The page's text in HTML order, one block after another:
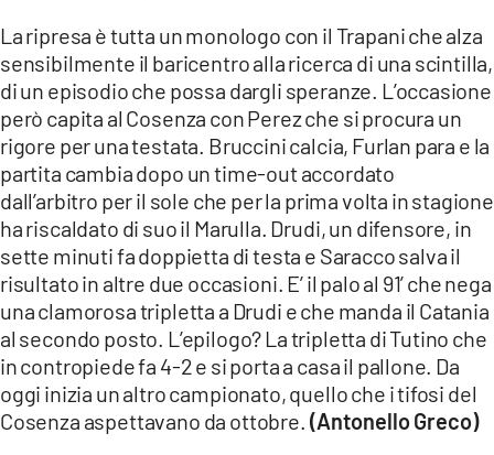
La ripresa è tutta un monologo con il Trapani che alza
sensibilmente il baricentro alla ricerca di una scintilla,
di un episodio che possa dargli speranze. L’occasione
però capita al Cosenza con Perez che si procura un
rigore per una testata. Bruccini calcia, Furlan para e la
partita cambia dopo un time-out accordato
dall’arbitro per il sole che per la prima volta in stagione
ha riscaldato di suo il Marulla. Drudi, un difensore, in
sette minuti fa doppietta di testa e Saracco salva il
risultato in altre due occasioni. E’ il palo al 91’ che nega
una clamorosa tripletta a Drudi e che manda il Catania
al secondo posto. L’epilogo? La tripletta di Tutino che
in contropiede fa 4-2 e si porta a casa il pallone. Da
oggi inizia un altro campionato, quello che i tifosi del
Cosenza aspettavano da ottobre. (Antonello Greco)